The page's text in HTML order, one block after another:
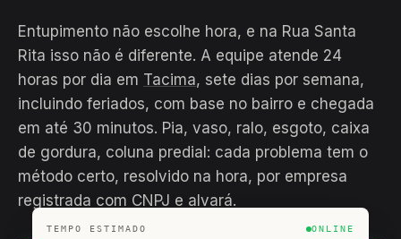
Entupimento não escolhe hora, e na Rua Santa
Rita isso não é diferente. A equipe atende 24
horas por dia em Tacima, sete dias por semana,
incluindo feriados, com base no bairro e chegada
em até 30 minutos. Pia, vaso, ralo, esgoto, caixa
de gordura, coluna predial: cada problema tem o
método certo, resolvido na hora, por empresa
registrada com CNPJ e alvará.
TEMPO ESTIMADO ONLINE